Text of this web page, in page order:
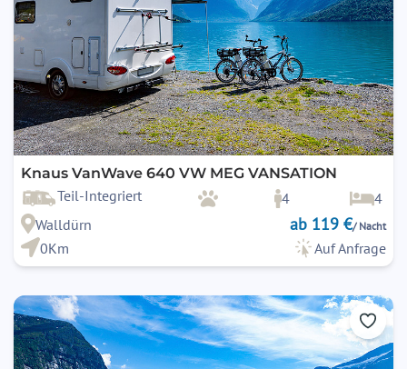
Knaus VanWave 640 VW MEG VANSATION
Teil-Integriert 4
4
Walldürn
ab 119 €/ Nacht
0Km Auf Anfrage